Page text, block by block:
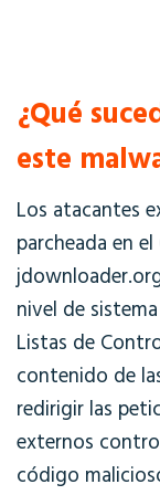
¿Qué
este
Los atacantes
parcheada en
nivel de
Listas de
contenido de
redirigir las
externos
código